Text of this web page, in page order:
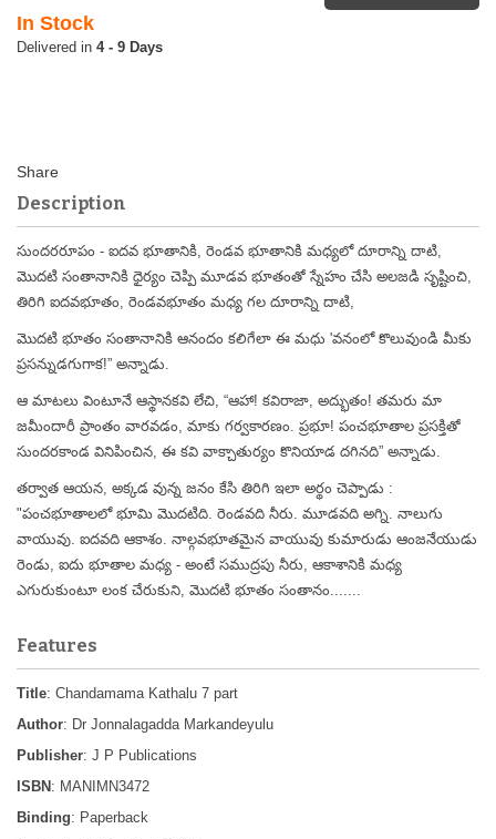
In Stock
4 - 9 Days
Description
సుందరరూపం - ఐదవ భూతానికి, రెండవ భూతానికి మధ్యలో దూరాన్ని దాటి,
మొదటి సంతానానికి ధైర్యం చెప్పి మూడవ భూతంతో స్నేహం చేసి అలజడి సృష్టించి,
తిరిగి ఐదవభూతం, రెండవభూతం మధ్య గల దూరాన్ని దాటి,
మొదటి భూతం సంతానానికి ఆనందం కలిగేలా ఈ మధు 'వనంలో కొలువుండి మీకు
ప్రసన్నుడగుగాక!” అన్నాడు.
ఆ మాటలు వింటూనే ఆస్థానకవి లేచి, “ఆహా! కవిరాజా, అద్భుతం! తమరు మా
జమీందారీ ప్రాంతం వారవడం, మాకు గర్వకారణం. ప్రభూ! పంచభూతాల ప్రసక్తితో
సుందరకాండ వినిపించిన, ఈ కవి వాక్చాతుర్యం కొనియాడ దగినది” అన్నాడు.
తర్వాత ఆయన, అక్కడ వున్న జనం కేసి తిరిగి ఇలా అర్థం చెప్పాడు :
"పంచభూతాలలో భూమి మొదటిది. రెండవది నీరు. మూడవది అగ్ని. నాలుగు
వాయువు. ఐదవది ఆకాశం. నాల్గవభూతమైన వాయువు కుమారుడు ఆంజనేయుడు
రెండు, ఐదు భూతాల మధ్య - అంటే సముద్రపు నీరు, ఆకాశానికి మధ్య
ఎగురుకుంటూ లంక చేరుకుని, మొదటి భూతం సంతానం.......
Features
Title: Chandamama Kathalu 7 part
Author: Dr Jonnalagadda Markandeyulu
Publisher: J P Publications
ISBN : MANIMN3472
Binding: Paperback